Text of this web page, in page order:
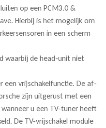
op een PCM3.0 &
Hierbij is het mogelijk om
in een scherm
waarbij de head-unit niet
een vrijschakelfunctie. De af-
zijn uitgerust met een
u een TV-tuner heeft
De TV-vrijschakel module